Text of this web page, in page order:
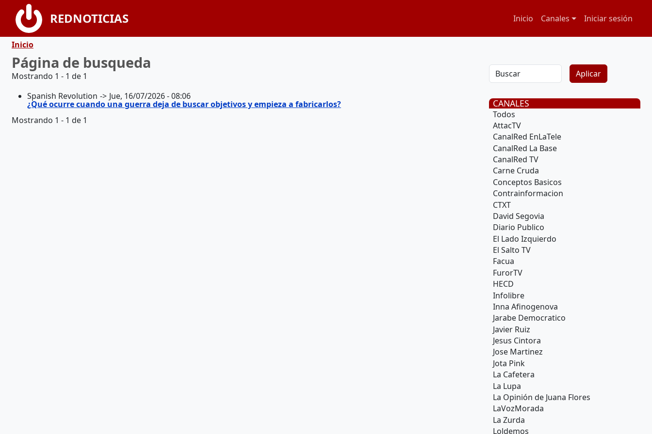
Pasar al contenido principal
REDNOTICIAS Navegación principal
Inicio Canales Menú de
Iniciar sesión
Ruta de navegación
Inicio
Página de busqueda
Mostrando 1 - 1 de 1
Spanish Revolution
Jue, 16/07/2026 - 08:06
¿Qué ocurre cuando una guerra deja de buscar objetivos y empieza a fabricarlos?
Mostrando 1 - 1 de 1
CANALES
Todos
AttacTV
CanalRed EnLaTele
CanalRed La Base
CanalRed TV
Carne Cruda
Conceptos Basicos
Contrainformacion
CTXT
David Segovia
Diario Publico
El Lado Izquierdo
El Salto TV
Facua
FurorTV
HECD
Infolibre
Inna Afinogenova
Jarabe Democratico
Javier Ruiz
Jesus Cintora
Jose Martinez
Jota Pink
La Cafetera
La Lupa
La Opinión de Juana Flores
LaVozMorada
La Zurda
Loldemos